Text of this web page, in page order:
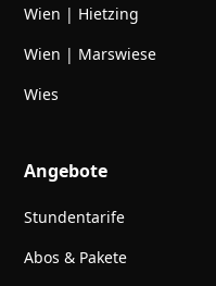
Wien | Hietzing
Wien | Marswiese
Wies
Angebote
Stundentarife
Abos & Pakete